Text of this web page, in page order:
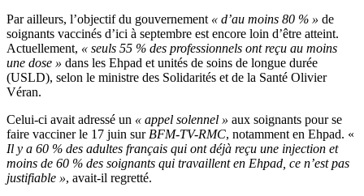
Par ailleurs, l’objectif du gouvernement « d’au moins 80 % » de
soignants vaccinés d’ici à septembre est encore loin d’être atteint.
Actuellement, « seuls 55 % des professionnels ont reçu au moins
une dose » dans les Ehpad et unités de soins de longue durée
(USLD), selon le ministre des Solidarités et de la Santé Olivier
Véran.
Celui-ci avait adressé un « appel solennel » aux soignants pour se
faire vacciner le 17 juin sur BFM-TV-RMC, notamment en Ehpad. «
Il y a 60 % des adultes français qui ont déjà reçu une injection et
moins de 60 % des soignants qui travaillent en Ehpad, ce n’est pas
justifiable », avait-il regretté.